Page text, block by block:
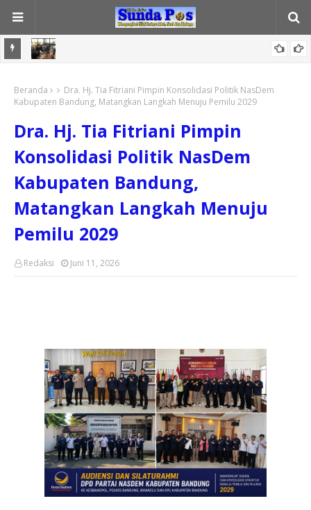
Wali Kota Farhan Benahi Pengawasan Lingkungan
Beranda
Dra. Hj. Tia Fitriani Pimpin Konsolidasi Politik NasDem
Kabupaten Bandung, Matangkan Langkah Menuju Pemilu 2029
Dra. Hj. Tia Fitriani Pimpin
Konsolidasi Politik NasDem
Kabupaten Bandung,
Matangkan Langkah Menuju
Pemilu 2029
Redaksi Juni 11, 2026